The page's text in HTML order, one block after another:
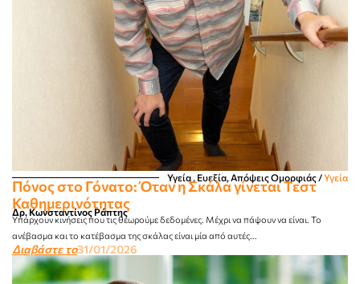
Υγεία , Ευεξία, Απόψεις Ομορφιάς​ /Υγεία
Πόνος στο Γόνατο: Όταν η Σκάλα γίνεται Τεστ
Καθημερινότητας
Δρ. Κωνσταντίνος Ράπτης
Υπάρχουν κινήσεις που τις θεωρούμε δεδομένες. Μέχρι να πάψουν να είναι. Το
ανέβασμα και το κατέβασμα της σκάλας είναι μία από αυτές...
Διαβάστε το31/01/2026